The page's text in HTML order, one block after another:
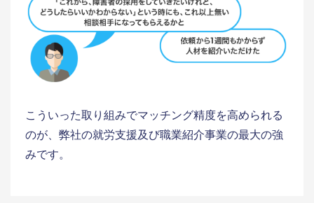
こういった取り組みでマッチング精度を高められる
のが、弊社の就労支援及び職業紹介事業の最大の強
みです。